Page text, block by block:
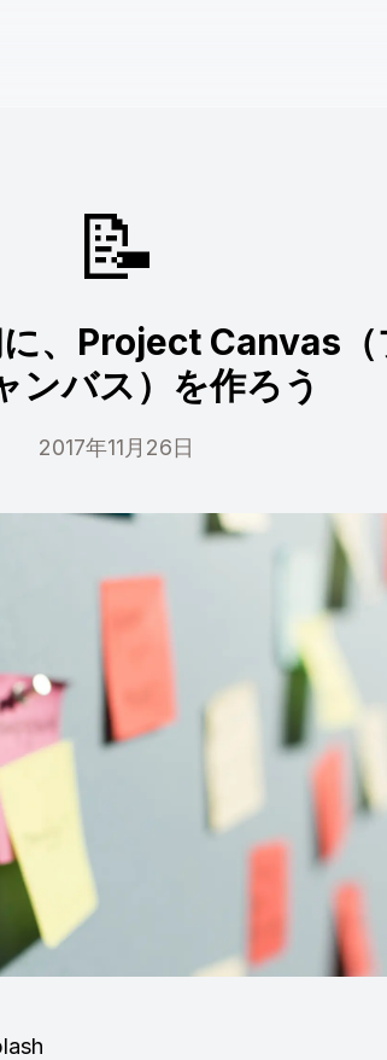
📝
、Project Canvas
ンバス）を作ろう
2017年11月26日